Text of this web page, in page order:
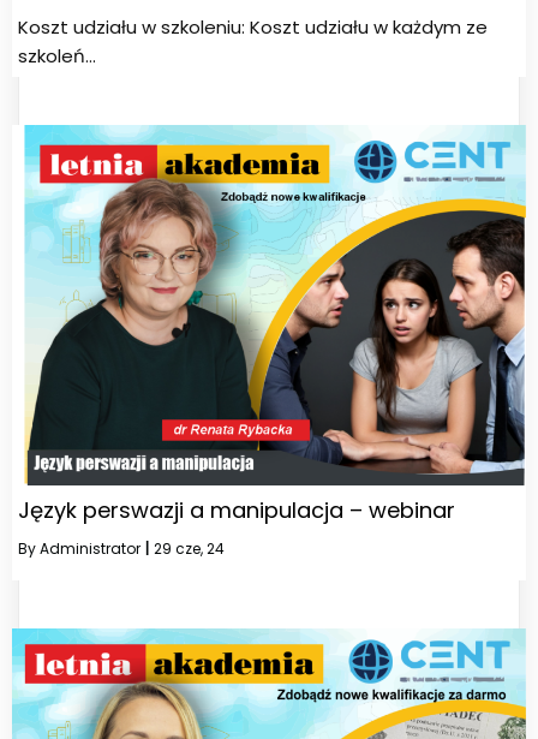
Koszt udziału w szkoleniu: Koszt udziału w każdym ze
szkoleń…
Język perswazji a manipulacja – webinar
ByAdministrator 29 cze, 24